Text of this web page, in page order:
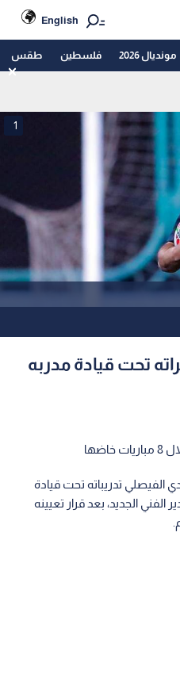
English
مونديال 2026 فلسطين طقس
1
تحت قيادة مدربه
الفيصلي تدريباته تحت قيادة
الفني الجديد، بعد قرار تعيينه